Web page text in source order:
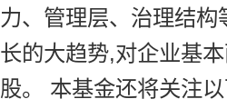
力、管理层、治理结
长的大趋势,对企业基
股。 本基金还将关注